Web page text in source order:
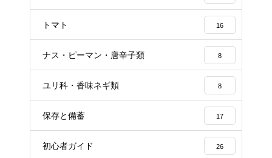
トマト 16
ナス・ピーマン・唐辛子類 8
ユリ科・香味ネギ類 8
保存と備蓄 17
初心者ガイド 26